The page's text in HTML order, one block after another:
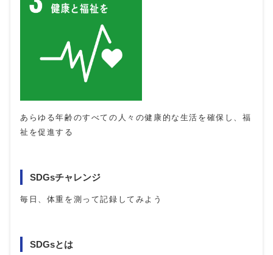
あらゆる年齢のすべての人々の健康的な生活を確保し、福
祉を促進する
SDGsチャレンジ
毎日、体重を測って記録してみよう
SDGsとは